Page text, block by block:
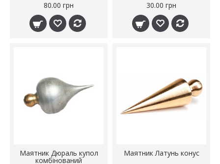
80.00 грн
30.00 грн
Маятник Дюраль купол
комбінований
Маятник Латунь конус